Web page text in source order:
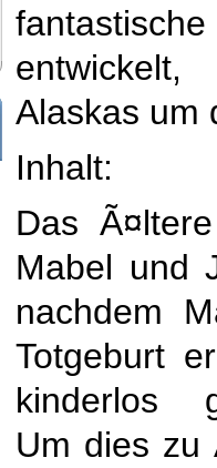
Alaskas um
Inhalt:
Das
Mabel und
nachdem
Totgeburt
kinderlos
Um dies zu